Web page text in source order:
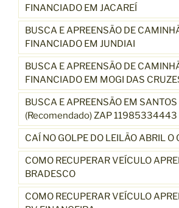
FINANCIADO EM JACAREÍ
BUSCA E APREENSÃO DE
FINANCIADO EM JUNDIAI
BUSCA E APREENSÃO DE
FINANCIADO EM MOGI DAS
BUSCA E APREENSÃO EM SANTOS
(Recomendado) ZAP 11985334443
CAÍ NO GOLPE DO LEILÃO ABRIL O
COMO RECUPERAR VEÍCULO
BRADESCO
COMO RECUPERAR VEÍCULO